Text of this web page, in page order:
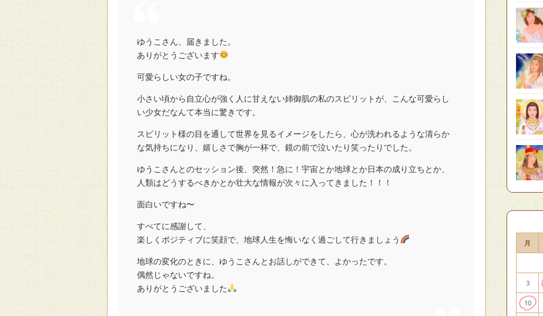
ゆうこさん、届きました。
ありがとうございます
可愛らしい女の子ですね。
小さい頃から自立心が強く人に甘えない姉御肌の私のスピリットが、こんな可愛らし
い少女だなんて本当に驚きです。
スピリット様の目を通して世界を見るイメージをしたら、心が洗われるような清らか
な気持ちになり、嬉しさで胸が一杯で、鏡の前で泣いたり笑ったりでした。
ゆうこさんとのセッション後、突然！急に！宇宙とか地球とか日本の成り立ちとか、
人類はどうするべきかとか壮大な情報が次々に入ってきました！！！
面白いですね〜
すべてに感謝して、
楽しくポジティブに笑顔で、地球人生を悔いなく過ごして行きましょう
地球の変化のときに、ゆうこさんとお話しができて、よかったです。
偶然じゃないですね。
ありがとうございました
月
3
10